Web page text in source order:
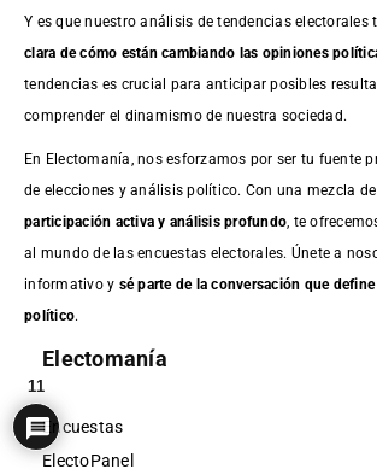
Y es que nuestro análisis de tendencias electorales
clara de cómo están cambiando las opiniones
tendencias es crucial para anticipar posibles
comprender el dinamismo de nuestra sociedad.
En Electomanía, nos esforzamos por ser tu fuente
de elecciones y análisis político. Con una mezcla
participación activa y análisis profundo , te
al mundo de las encuestas electorales. Únete a
informativo y sé parte de la conversación que
político.
Electomanía
Encuestas
ElectoPanel
11